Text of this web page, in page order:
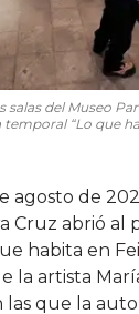
salas del Museo
“Lo que
agosto de
Cruz abrió al
habita en
la artista
que la